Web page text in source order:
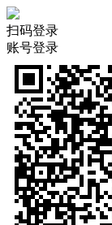
扫码登录
账号登录